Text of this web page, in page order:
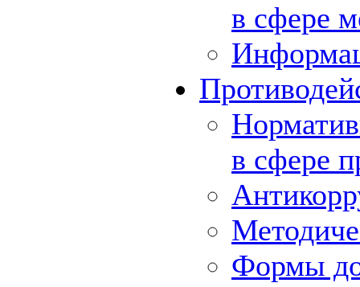
в сфере
в сфере
Формы